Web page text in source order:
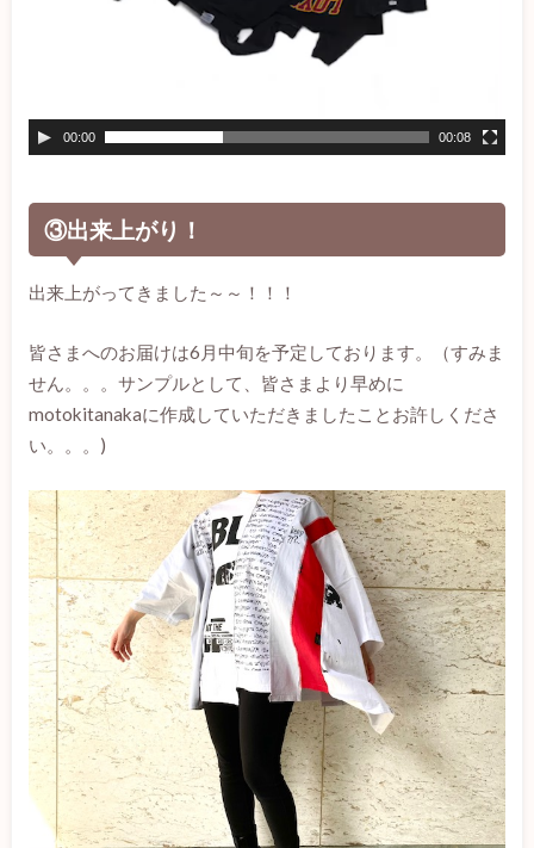
00:00 00:08
③出来上がり！
出来上がってきました～～！！！
皆さまへのお届けは6月中旬を予定しております。（すみま
せん。。。サンプルとして、皆さまより早めに
motokitanakaに作成していただきましたことお許しくださ
い。。。)